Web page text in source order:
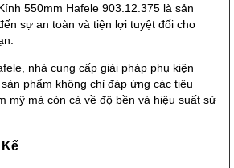
550mm Hafele 903.12.375 là sản
sự an toàn và tiện lợi tuyệt đối cho
nhà cung cấp giải pháp phụ kiện
phẩm không chỉ đáp ứng các tiêu
mỹ mà còn cả về độ bền và hiệu suất sử